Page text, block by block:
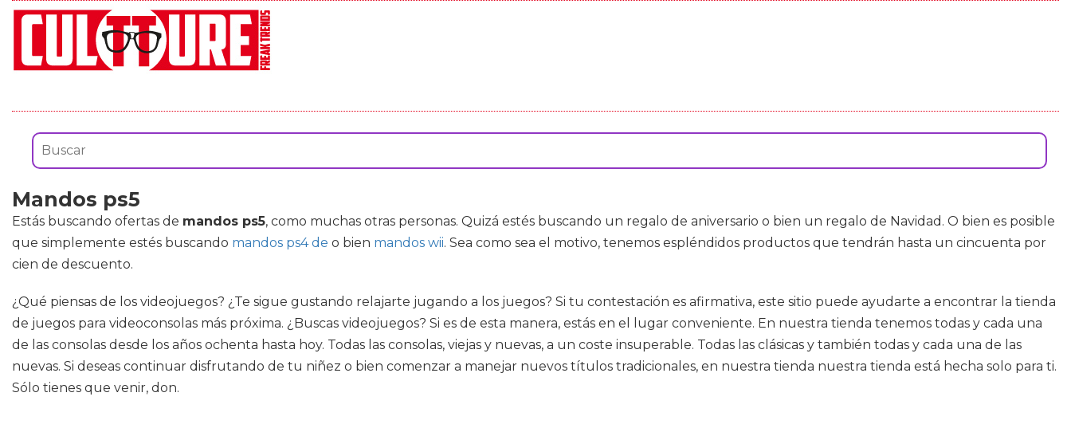
Mandos ps5
Estás buscando ofertas de mandos ps5, como muchas otras personas. Quizá estés buscando un regalo de aniversario o bien un regalo de Navidad. O bien es posible
que simplemente estés buscando mandos ps4 de o bien mandos wii. Sea como sea el motivo, tenemos espléndidos productos que tendrán hasta un cincuenta por
cien de descuento.
¿Qué piensas de los videojuegos? ¿Te sigue gustando relajarte jugando a los juegos? Si tu contestación es afirmativa, este sitio puede ayudarte a encontrar la tienda
de juegos para videoconsolas más próxima. ¿Buscas videojuegos? Si es de esta manera, estás en el lugar conveniente. En nuestra tienda tenemos todas y cada una
de las consolas desde los años ochenta hasta hoy. Todas las consolas, viejas y nuevas, a un coste insuperable. Todas las clásicas y también todas y cada una de las
nuevas. Si deseas continuar disfrutando de tu niñez o bien comenzar a manejar nuevos títulos tradicionales, en nuestra tienda nuestra tienda está hecha solo para ti.
Sólo tienes que venir, don.